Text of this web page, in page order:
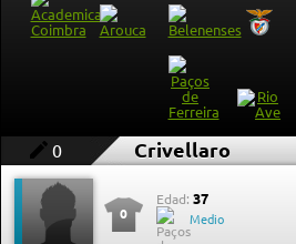
0 Crivellaro
0
Edad: 37
Medio